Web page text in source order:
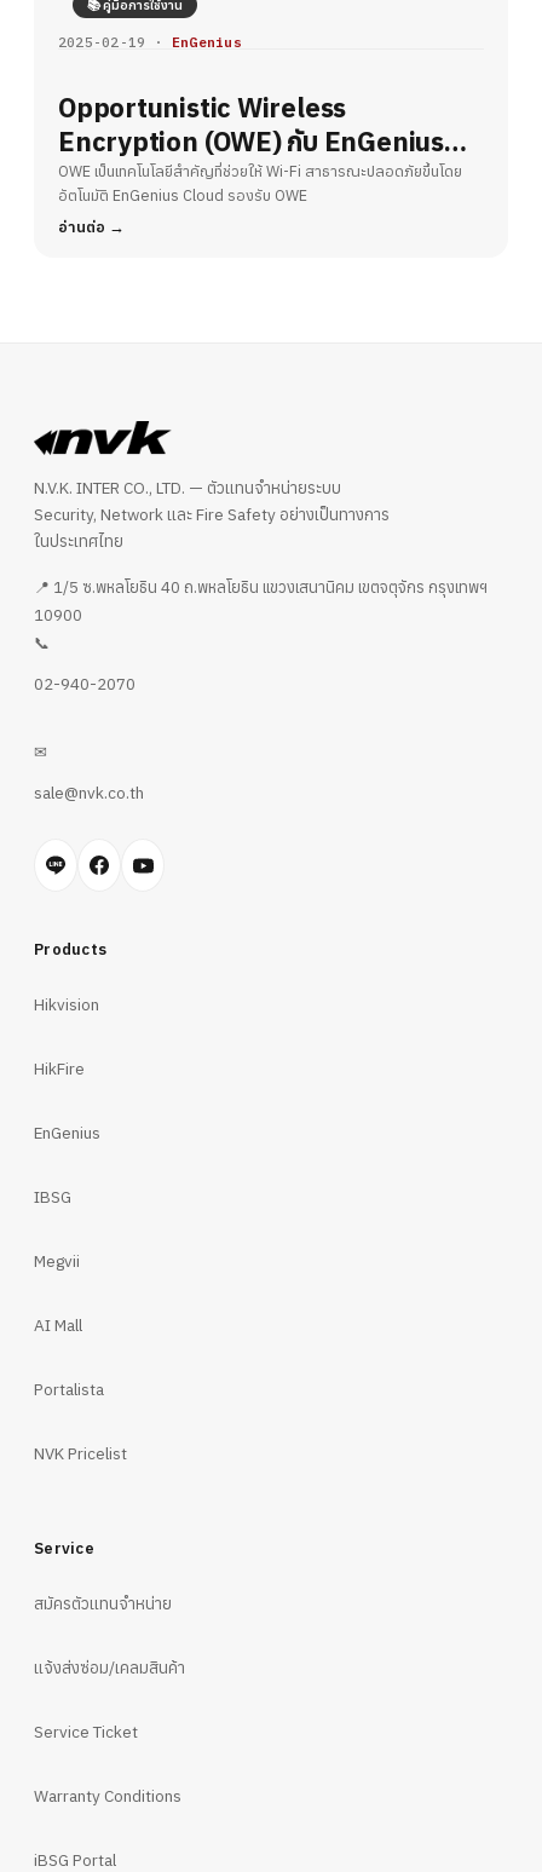
📚 คู่มือการใช้งาน
2025-02-19 · EnGenius
Opportunistic Wireless
Encryption (OWE) กับ EnGenius
Cloud – ยกระดับความปลอดภัย Wi-Fi
สาธารณะ
OWE เป็นเทคโนโลยีสำคัญที่ช่วยให้ Wi-Fi สาธารณะปลอดภัยขึ้นโดย
อัตโนมัติ EnGenius Cloud รองรับ OWE
อ่านต่อ
N.V.K. INTER CO., LTD. — ตัวแทนจำหน่ายระบบ
Security, Network และ Fire Safety อย่างเป็นทางการ
ในประเทศไทย
📍 1/5 ซ.พหลโยธิน 40 ถ.พหลโยธิน แขวงเสนานิคม เขตจตุจักร กรุงเทพฯ
10900
📞
02-940-2070
✉
sale@nvk.co.th
Products
Hikvision
HikFire
EnGenius
IBSG
Megvii
AI Mall
Portalista
NVK Pricelist
Service
สมัครตัวแทนจำหน่าย
แจ้งส่งซ่อม/เคลมสินค้า
Service Ticket
Warranty Conditions
iBSG Portal